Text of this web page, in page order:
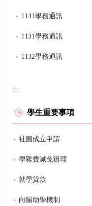
1141學務通訊
1131學務通訊
1132學務通訊
:::
學生重要事項
社團成立申請
學雜費減免辦理
就學貸款
向陽助學機制